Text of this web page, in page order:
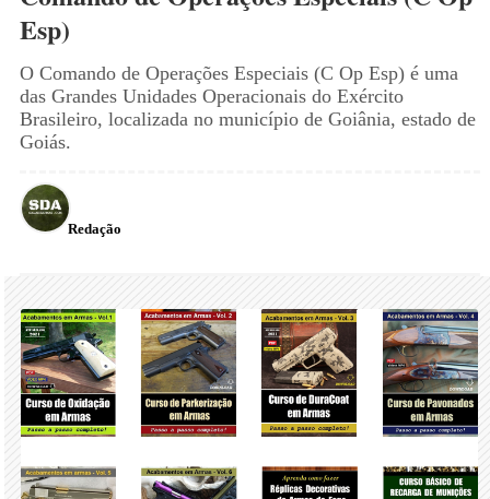
Esp)
O Comando de Operações Especiais (C Op Esp) é uma
das Grandes Unidades Operacionais do Exército
Brasileiro, localizada no município de Goiânia, estado de
Goiás.
Redação